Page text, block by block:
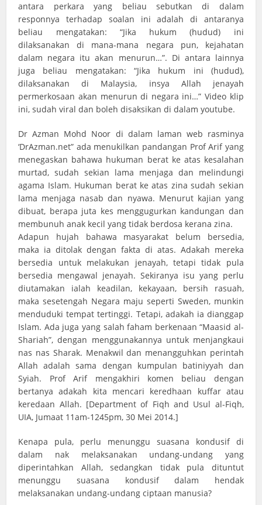
antara perkara yang beliau sebutkan di dalam
responnya terhadap soalan ini adalah di antaranya
beliau mengatakan: “Jika hukum (hudud) ini
dilaksanakan di mana-mana negara pun, kejahatan
dalam negara itu akan menurun…”. Di antara lainnya
juga beliau mengatakan: “Jika hukum ini (hudud),
dilaksanakan di Malaysia, insya Allah jenayah
permerkosaan akan menurun di negara ini…” Video klip
ini, sudah viral dan boleh disaksikan di dalam youtube.
Dr Azman Mohd Noor di dalam laman web rasminya
‘DrAzman.net” ada menukilkan pandangan Prof Arif yang
menegaskan bahawa hukuman berat ke atas kesalahan
murtad, sudah sekian lama menjaga dan melindungi
agama Islam. Hukuman berat ke atas zina sudah sekian
lama menjaga nasab dan nyawa. Menurut kajian yang
dibuat, berapa juta kes menggugurkan kandungan dan
membunuh anak kecil yang tidak berdosa kerana zina.
Adapun hujah bahawa masyarakat belum bersedia,
maka ia ditolak dengan fakta di atas. Adakah mereka
bersedia untuk melakukan jenayah, tetapi tidak pula
bersedia mengawal jenayah. Sekiranya isu yang perlu
diutamakan ialah keadilan, kekayaan, bersih rasuah,
maka sesetengah Negara maju seperti Sweden, munkin
menduduki tempat tertinggi. Tetapi, adakah ia dianggap
Islam. Ada juga yang salah faham berkenaan “Maasid al-
Shariah”, dengan menggunakannya untuk menjangkaui
nas nas Sharak. Menakwil dan menangguhkan perintah
Allah adalah sama dengan kumpulan batiniyyah dan
Syiah. Prof Arif mengakhiri komen beliau dengan
bertanya adakah kita mencari keredhaan kuffar atau
keredaan Allah. [Department of Fiqh and Usul al-Fiqh,
UIA, Jumaat 11am-1245pm, 30 Mei 2014.]
Kenapa pula, perlu menunggu suasana kondusif di
dalam nak melaksanakan undang-undang yang
diperintahkan Allah, sedangkan tidak pula dituntut
menunggu suasana kondusif dalam hendak
melaksanakan undang-undang ciptaan manusia?